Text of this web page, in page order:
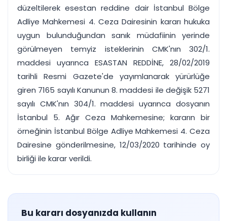
düzeltilerek esestan reddine dair İstanbul Bölge
Adliye Mahkemesi 4. Ceza Dairesinin kararı hukuka
uygun bulunduğundan sanık müdafiinin yerinde
görülmeyen temyiz isteklerinin CMK'nın 302/1.
maddesi uyarınca ESASTAN REDDİNE, 28/02/2019
tarihli Resmi Gazete'de yayımlanarak yürürlüğe
giren 7165 sayılı Kanunun 8. maddesi ile değişik 5271
sayılı CMK'nın 304/1. maddesi uyarınca dosyanın
İstanbul 5. Ağır Ceza Mahkemesine; kararın bir
örneğinin İstanbul Bölge Adliye Mahkemesi 4. Ceza
Dairesine gönderilmesine, 12/03/2020 tarihinde oy
birliği ile karar verildi.
Bu kararı dosyanızda kullanın